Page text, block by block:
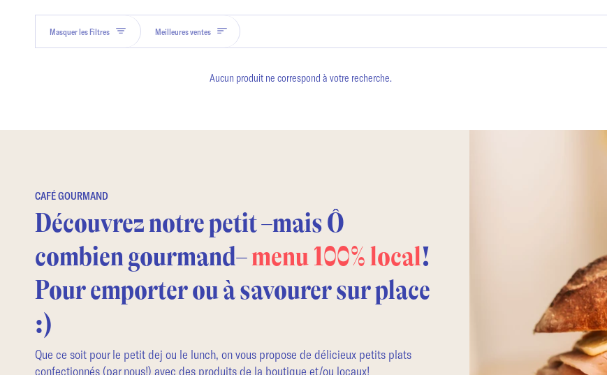
Masquer les Filtres Trier
Meilleures ventes
Aucun produit ne correspond à votre recherche.
CAFÉ GOURMAND
Découvrez notre petit –mais Ô
combien gourmand–menu 100% local!
Pour emporter ou à savourer sur place
:)
Que ce soit pour le petit dej ou le lunch, on vous propose de délicieux petits plats
confectionnés (par nous!) avec des produits de la boutique et/ou locaux!